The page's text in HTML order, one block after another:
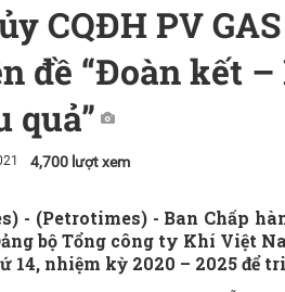
CQĐH PV
đề “Đoàn kết
quả”
4,700 lượt xem
- (Petrotimes) - Ban Chấp
bộ Tổng công ty Khí Việt
14, nhiệm kỳ 2020 – 2025 để